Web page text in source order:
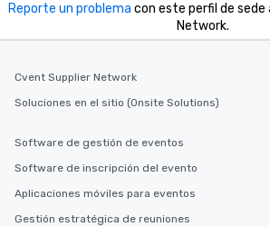
Reporte un problema con este perfil de sede
Network.
Cvent Supplier Network
Soluciones en el sitio (Onsite Solutions)
Software de gestión de eventos
Software de inscripción del evento
Aplicaciones móviles para eventos
Gestión estratégica de reuniones